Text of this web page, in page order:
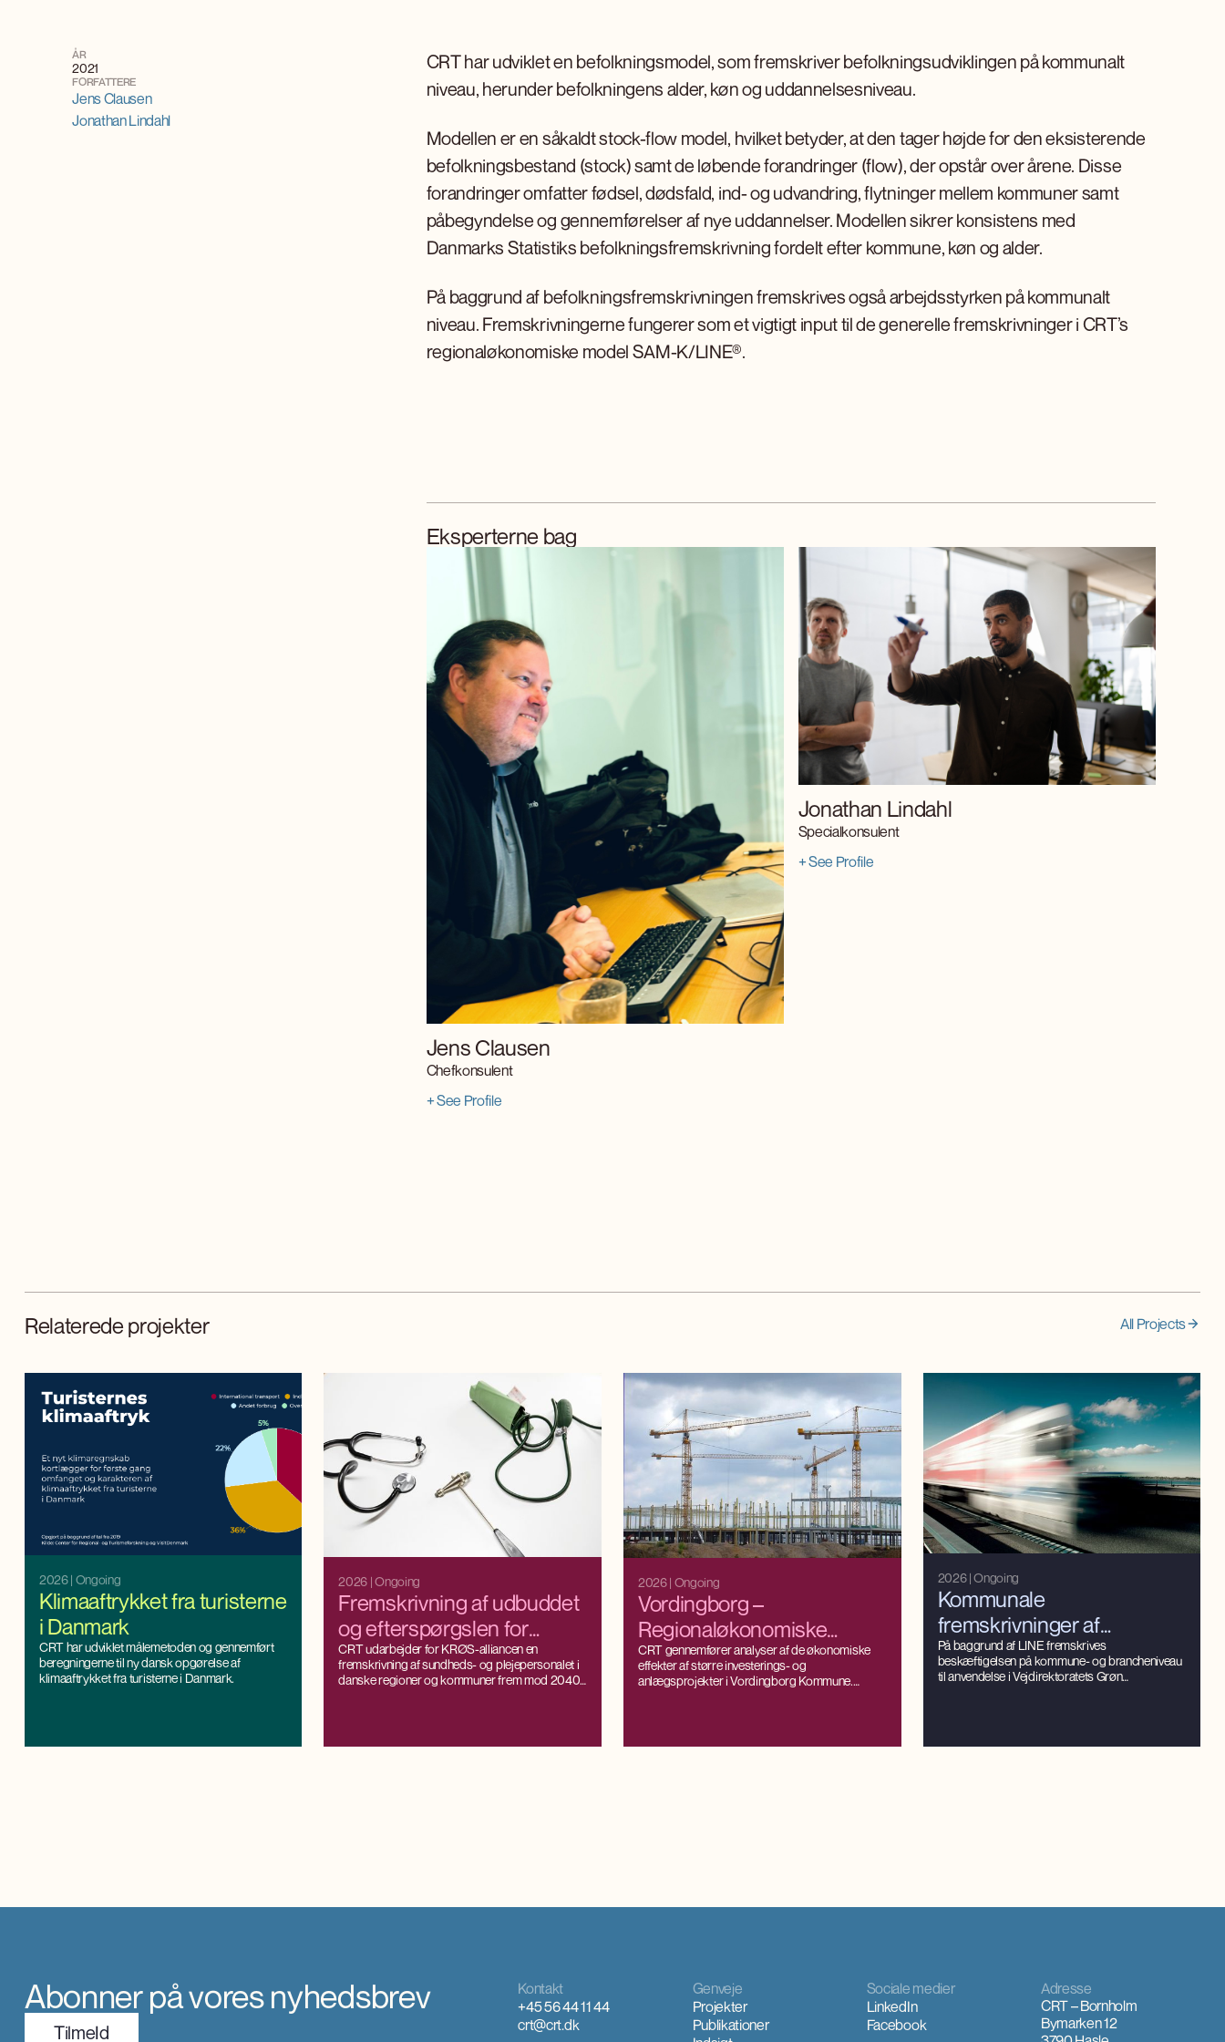
ÅR
2021
FORFATTERE
Jens Clausen
Jonathan Lindahl
CRT har udviklet en befolkningsmodel, som fremskriver befolkningsudviklingen på kommunalt
niveau, herunder befolkningens alder, køn og uddannelsesniveau.
Modellen er en såkaldt stock-flow model, hvilket betyder, at den tager højde for den eksisterende
befolkningsbestand (stock) samt de løbende forandringer (flow), der opstår over årene. Disse
forandringer omfatter fødsel, dødsfald, ind- og udvandring, flytninger mellem kommuner samt
påbegyndelse og gennemførelser af nye uddannelser. Modellen sikrer konsistens med
Danmarks Statistiks befolkningsfremskrivning fordelt efter kommune, køn og alder.
På baggrund af befolkningsfremskrivningen fremskrives også arbejdsstyrken på kommunalt
niveau. Fremskrivningerne fungerer som et vigtigt input til de generelle fremskrivninger i CRT’s
regionaløkonomiske model SAM-K/LINE®.
Eksperterne bag
Jens Clausen
Chefkonsulent
+ See Profile
Jonathan Lindahl
Specialkonsulent
+ See Profile
Relaterede projekter All Projects
2026| Ongoing
Klimaaftrykket fra turisterne
i Danmark
CRT har udviklet målemetoden og gennemført
beregningerne til ny dansk opgørelse af
klimaaftrykket fra turisterne i Danmark.
2026 | Ongoing
Fremskrivning af udbuddet
og efterspørgslen for
sundheds- og
plejepersonale
CRT udarbejder for KRØS-alliancen en
fremskrivning af sundheds- og plejepersonalet i
danske regioner og kommuner frem mod 2040.
2026| Ongoing
Vordingborg –
Regionaløkonomiske
scenarieberegninger for
2030
CRT gennemfører analyser af de økonomiske
effekter af større investerings- og
anlægsprojekter i Vordingborg Kommune.
2026| Ongoing
Kommunale
fremskrivninger af
beskæftigelsen på
brancheniveau
På baggrund af LINE fremskrives
beskæftigelsen på kommune- og brancheniveau
til anvendelse i Vejdirektoratets Grøn
Abonner på vores nyhedsbrev
TilmeId
Kontakt
+45 56 44 11 44
crt@crt.dk
Genveje
Projekter
Publikationer
Sociale medier
LinkedIn
Facebook
Adresse
CRT – Bornholm
Bymarken 12